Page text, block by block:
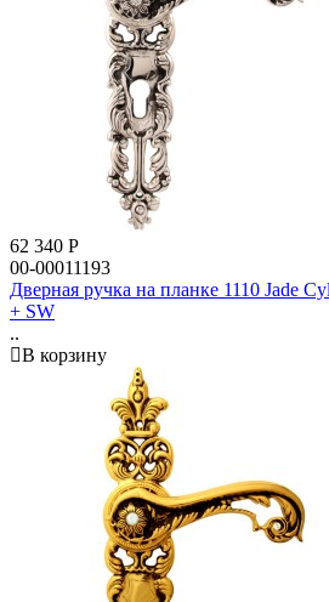
62 340 Р
00-00011193
Дверная ручка на планке 1110 Jade
+ SW
..
В корзину